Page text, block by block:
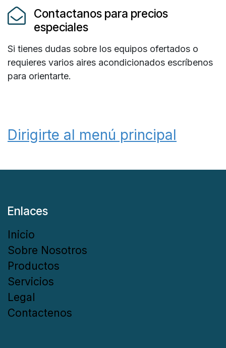
Contactanos para precios
especiales
Si tienes dudas sobre los equipos ofertados o
requieres varios aires acondicionados escríbenos
para orientarte.
Dirigirte al menú principal
Enlaces
Inicio
Sobre Nosotros
Productos
Servicios
Legal
Contactenos